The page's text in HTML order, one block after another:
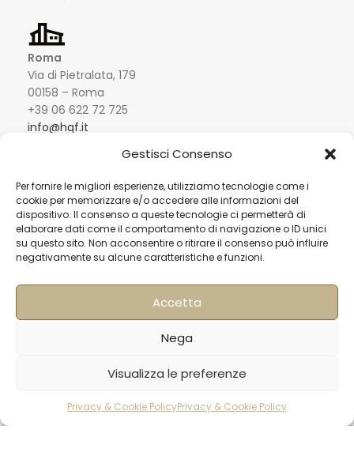
Gestisci Consenso
Per fornire le migliori esperienze, utilizziamo tecnologie come i
cookie per memorizzare e/o accedere alle informazioni del
dispositivo. Il consenso a queste tecnologie ci permetterà di
elaborare dati come il comportamento di navigazione o ID unici
su questo sito. Non acconsentire o ritirare il consenso può influire
negativamente su alcune caratteristiche e funzioni.
Accetta
Nega
Visualizza le preferenze
Privacy & Cookie PolicyPrivacy & Cookie Policy
Roma
Via di Pietralata, 179
00158 – Roma
+39 06 622 72 725
info@hqf.it
Milano
Strada Padana superiore 30
20063 Cernusco sul Naviglio MI
0249464358
sedemilano@hqf.it
Arch. 320 Blucher Road SE5 0LH – London +44
02077032060info@buongusterai.uk
Units 305-307 3/F; Laford Centre, 838 Lai
56977200info@hqf.hk
200 gr
/pz
AGGIUNGI AL